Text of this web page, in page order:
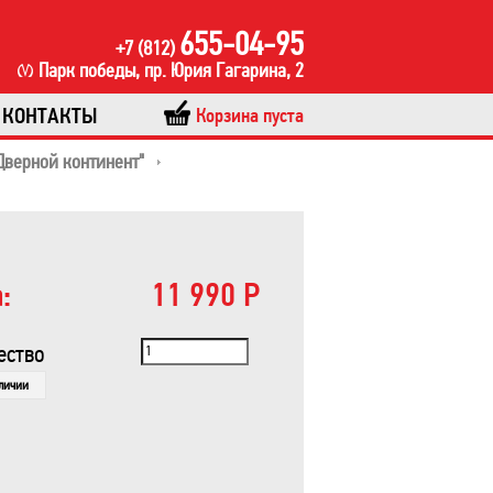
+7 (812) 655-04-95
Парк победы, пр. Юрия Гагарина, 2
КОНТАКТЫ
Корзина пуста
континент"
11 990 Р